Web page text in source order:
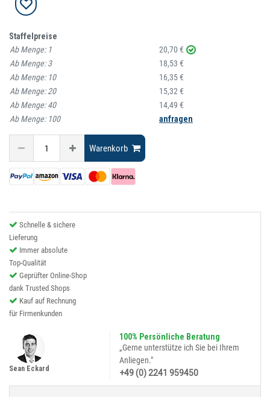
Staffelpreise
Ab Menge: 1
20,70 €
Ab Menge:3
18,53 €
Ab Menge: 10
16,35 €
Ab Menge:20
15,32 €
Ab Menge:40
14,49 €
Ab Menge: 100 anfragen
Warenkorb
Schnelle & sichere
Lieferung
Immer absolute
Top-Qualität
Geprüfter Online-Shop
dank Trusted Shops
Kauf auf Rechnung
für Firmenkunden
100% Persönliche Beratung
„Gerne unterstütze ich Sie bei Ihrem
Anliegen."
+49 (0) 2241 959450
Sean Eckard